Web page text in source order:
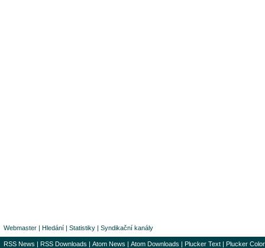
Webmaster | Hledání | Statistiky | Syndikační kanály
RSS News | RSS Downloads | Atom News | Atom Downloads | Plucker Text | Plucker Color